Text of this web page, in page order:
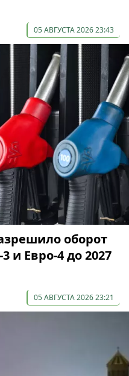
05 АВГУСТА 2026 23:43
оборот
и Евро-4 до 2027
05 АВГУСТА 2026 23:21